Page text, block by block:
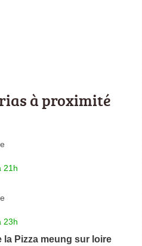
à proximité
21h
23h
la Pizza meung sur loire